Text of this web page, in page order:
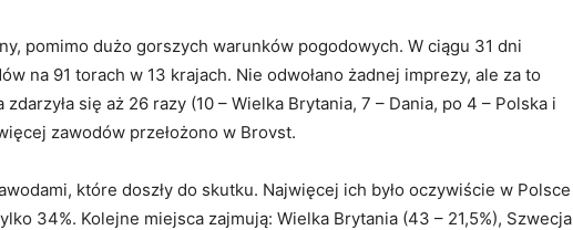
pomimo dużo gorszych warunków pogodowych. W ciągu 31 dni
na 91 torach w 13 krajach. Nie odwołano żadnej imprezy, ale za to
się aż 26 razy (10 – Wielka Brytania, 7 – Dania, po 4 – Polska i
zawodów przełożono w Brovst.
które doszły do skutku. Najwięcej ich było oczywiście w Polsce
34%. Kolejne miejsca zajmują: Wielka Brytania (43 – 21,5%), Szwecja